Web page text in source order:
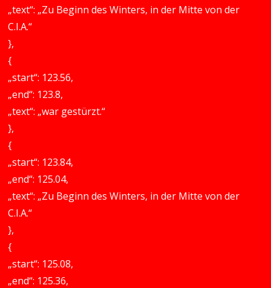
„text“: „Zu Beginn des Winters, in der Mitte von der
C.I.A.“
},
{
„start“: 123.56,
„end“: 123.8,
„text“: „war gestürzt.“
},
{
„start“: 123.84,
„end“: 125.04,
„text“: „Zu Beginn des Winters, in der Mitte von der
C.I.A.“
},
{
„start“: 125.08,
„end“: 125.36,